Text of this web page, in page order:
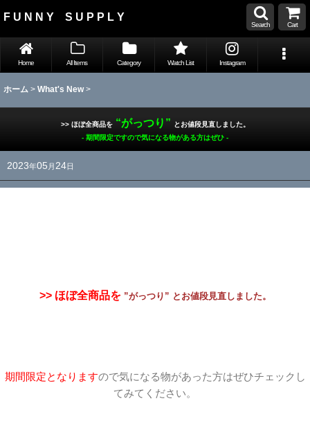
F U N N Y S U P P L Y
Search Cart
Home All Items Category Watch List Instagram
ホーム > What's New >
>> ほぼ全商品を“がっつり” とお値段見直しました。
- 期間限定ですので気になる物がある方はぜひ -
2023年05 月 24日
>> ほぼ全商品を”がっつり” とお値段見直しました。
期間限定となりますので気になる物があった方はぜひチェックし
てみてください。